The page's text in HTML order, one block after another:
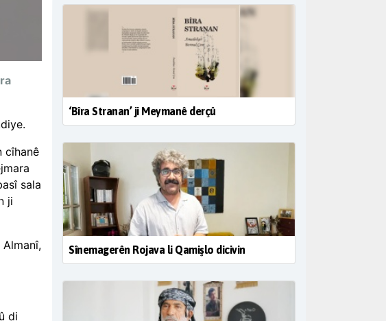
cîhanê
sala
ji
di
‘Bîra Stranan’ ji Meymanê derçû
Sînemagerên Rojava li Qamişlo dicivin